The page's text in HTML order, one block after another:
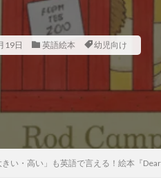
19日 英語絵本 幼児向け
きい・高い」も英語で言える！絵本『